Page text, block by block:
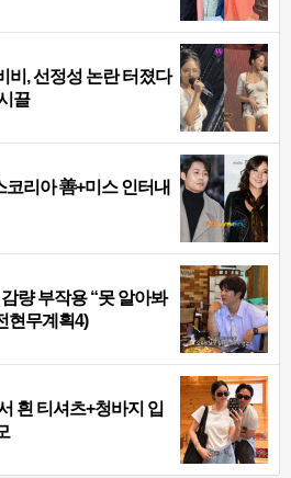
, 선정성 논란 터졌다
끌
코리아 善+미스 인터내
량 부작용 “못 알아봐
현무계획4)
흰 티셔츠+청바지 입